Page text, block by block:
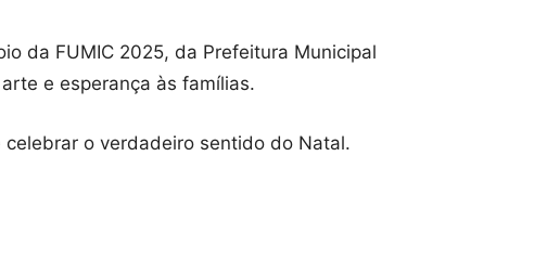
da FUMIC 2025, da Prefeitura Municipal
e esperança às famílias.
o verdadeiro sentido do Natal.